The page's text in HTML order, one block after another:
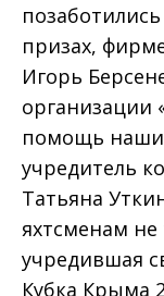
призах,
Игорь
организации
помощь
учредитель
Татьяна
яхтсменам
учредившая
Кубка Крыма